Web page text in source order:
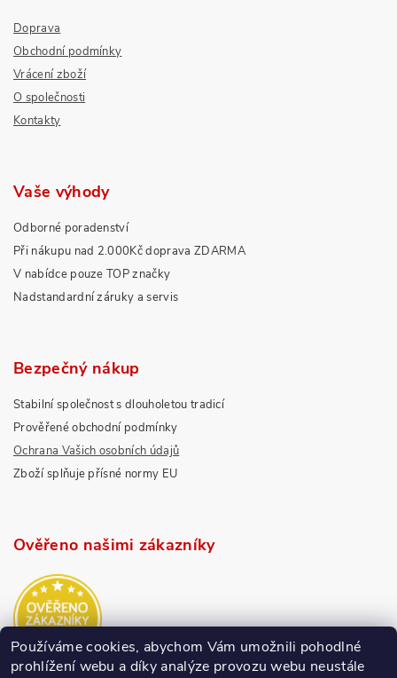
Doprava
Obchodní podmínky
Vrácení zboží
O společnosti
Kontakty
Vaše výhody
Odborné poradenství
Při nákupu nad 2.000Kč doprava ZDARMA
V nabídce pouze TOP značky
Nadstandardní záruky a servis
Bezpečný nákup
Stabilní společnost s dlouholetou tradicí
Prověřené obchodní podmínky
Ochrana Vašich osobních údajů
Zboží splňuje přísné normy EU
Ověřeno našimi zákazníky
Používáme cookies, abychom Vám umožnili pohodlné
prohlížení webu a díky analýze provozu webu neustále